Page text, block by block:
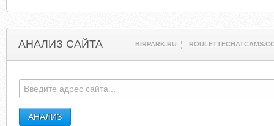
АНАЛИЗ САЙТА BIRPARK.RU